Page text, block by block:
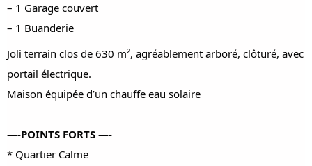
– 1 Garage couvert
– 1 Buanderie
Joli terrain clos de 630 m², agréablement arboré, clôturé, avec
portail électrique.
Maison équipée d’un chauffe eau solaire
—-POINTS FORTS —-
* Quartier Calme